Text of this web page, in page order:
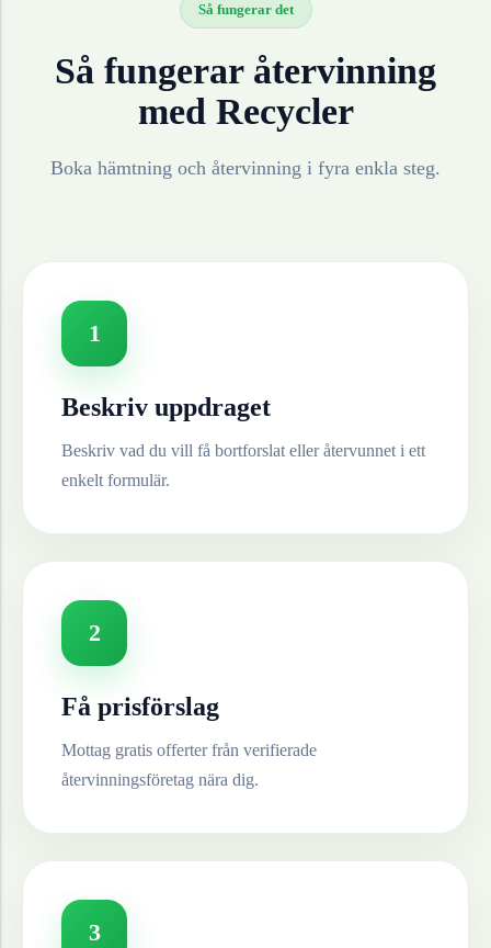
Så fungerar det
Så fungerar återvinning
med Recycler
Boka hämtning och återvinning i fyra enkla steg.
1
Beskriv uppdraget
Beskriv vad du vill få bortforslat eller återvunnet i ett
enkelt formulär.
2
Få prisförslag
Mottag gratis offerter från verifierade
återvinningsföretag nära dig.
3